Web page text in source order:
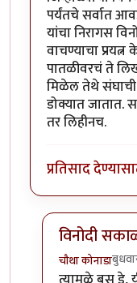
पर्यंतचे सर्वात
यांचा निरागस
वाचण्याचा
पातळीवरचं ते
मिळेल तेथे संघाची
डोक्यात जातात.
तर लिहीनच.
प्रतिसाद
विनोदी
चौथा कोनाडा